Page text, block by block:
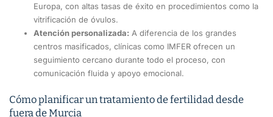
Europa, con altas tasas de éxito en procedimientos como la
vitrificación de óvulos.
Atención personalizada: A diferencia de los grandes
centros masificados, clínicas como IMFER ofrecen un
seguimiento cercano durante todo el proceso, con
comunicación fluida y apoyo emocional.
Cómo planificar un tratamiento de fertilidad desde
fuera de Murcia